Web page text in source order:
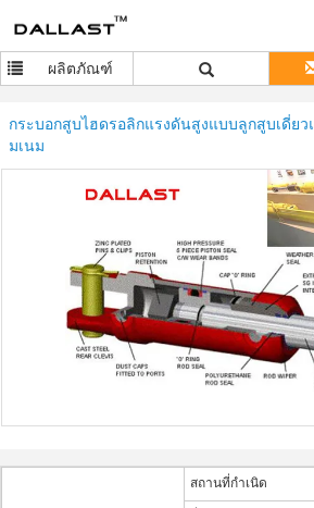
ผลิตภัณฑ์
กระบอกสูบไฮดรอลิกแรงดันสูงแบบลูกสูบเดี่ย
มเนม
สถานที่กำเนิด